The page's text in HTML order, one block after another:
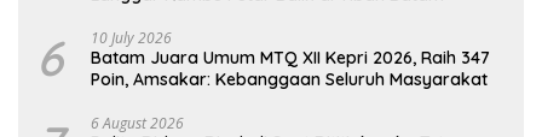
6 10 July 2026
Batam Juara Umum MTQ XII Kepri 2026, Raih 347
Poin, Amsakar: Kebanggaan Seluruh Masyarakat
6 August 2026